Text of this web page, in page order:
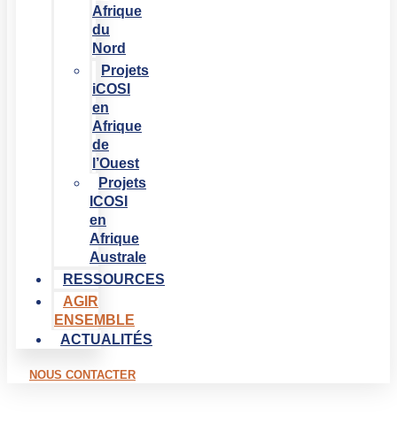
Afrique
du
Nord
Projets
iCOSI
en
Afrique
de
l’Ouest
Projets
ICOSI
en
Afrique
Australe
RESSOURCES
AGIR
ENSEMBLE
ACTUALITÉS
NOUS CONTACTER